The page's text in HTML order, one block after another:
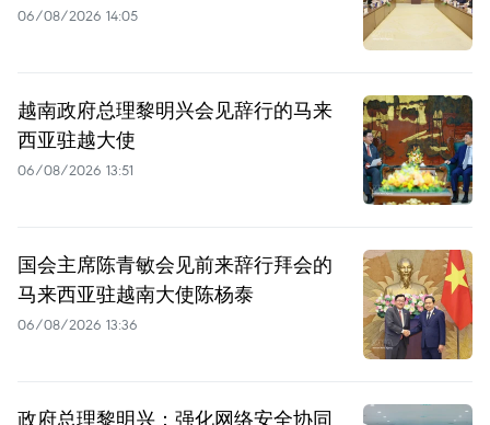
06/08/2026 14:05
越南政府总理黎明兴会见辞行的马来
西亚驻越大使
06/08/2026 13:51
国会主席陈青敏会见前来辞行拜会的
马来西亚驻越南大使陈杨泰
06/08/2026 13:36
政府总理黎明兴：强化网络安全协同